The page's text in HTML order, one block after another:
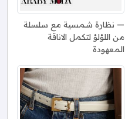
نظارة شمسية مع سلسلة
من اللؤلؤ لتكمل الاناقة
المعهودة